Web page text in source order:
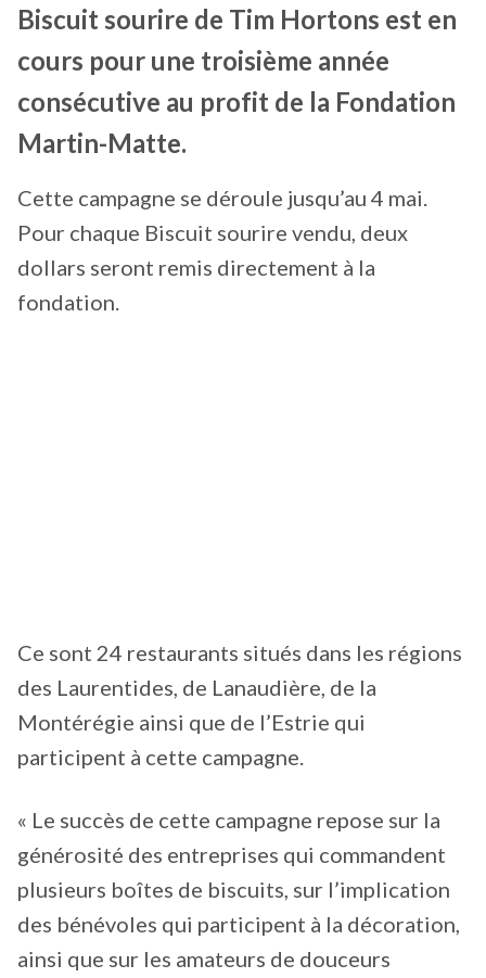
Biscuit sourire de Tim Hortons est en
cours pour une troisième année
consécutive au profit de la Fondation
Martin-Matte.
Cette campagne se déroule jusqu’au 4 mai.
Pour chaque Biscuit sourire vendu, deux
dollars seront remis directement à la
fondation.
Ce sont 24 restaurants situés dans les régions
des Laurentides, de Lanaudière, de la
Montérégie ainsi que de l’Estrie qui
participent à cette campagne.
« Le succès de cette campagne repose sur la
générosité des entreprises qui commandent
plusieurs boîtes de biscuits, sur l’implication
des bénévoles qui participent à la décoration,
ainsi que sur les amateurs de douceurs